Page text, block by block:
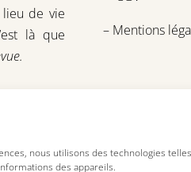
nous utilisons des technologies
des appareils.
de vie
là que
–Mentions